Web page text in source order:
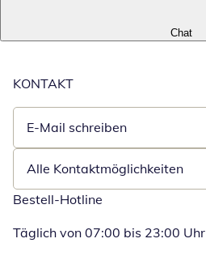
Chat
KONTAKT
E-Mail schreiben
Öffnet E-Mail-Client
Alle Kontaktmöglichkeiten
Bestell-Hotline
Täglich von 07:00 bis 23:00 Uhr